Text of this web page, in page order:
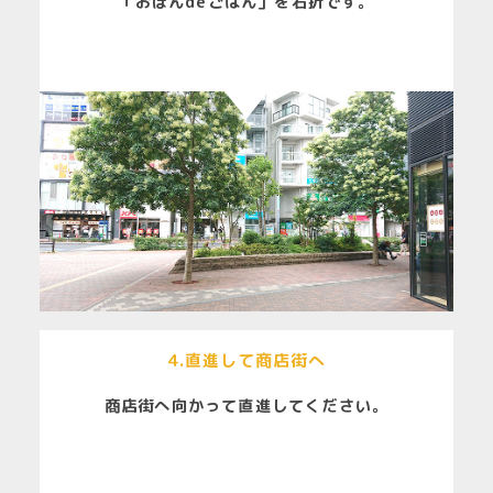
4.直進して商店街へ
商店街へ向かって直進してください。